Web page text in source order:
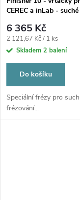
CEREC a inLab - suché
6 365 Kč
Měrná
cena:
2 121,67 Kč / 1 ks
Skladem 2 balení
Do košíku
Speciální frézy pro
frézování...